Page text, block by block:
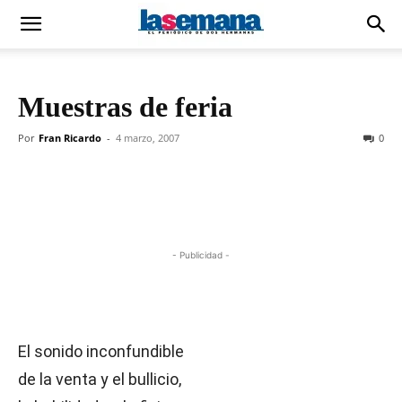
Muestras de feria
Por Fran Ricardo - 4 marzo, 2007 0
- Publicidad -
El sonido inconfundible
de la venta y el bullicio,